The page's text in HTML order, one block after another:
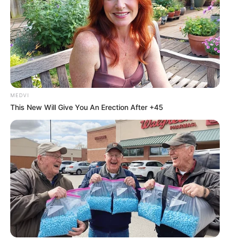
Εύβοια: Θρήνος για παλικάρι που δεν
κατάφερε να κρατηθεί στην ζωή
Ακολουθήστε το evianews.com στοGoogle
News
ΤΑ ΠΙΟ ΔΗΜΟΦΙΛΗ
MEDVI
This New Will Give You An Erection After +45